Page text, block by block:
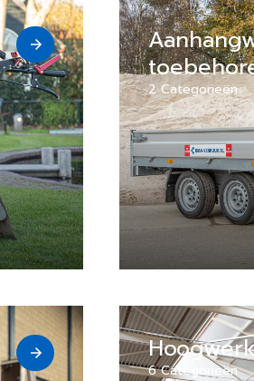
2 Categorieën
6 Categorieën